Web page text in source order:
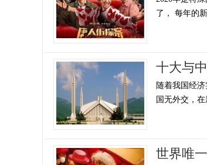
了， 每年的
十大与
随着我国经
国无外交，
世界唯